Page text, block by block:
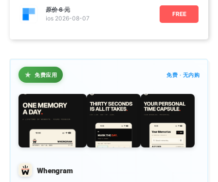
原价6 元
ios 2026-08-07
FREE
★ 免费应用 免费 · 无内购
Whengram